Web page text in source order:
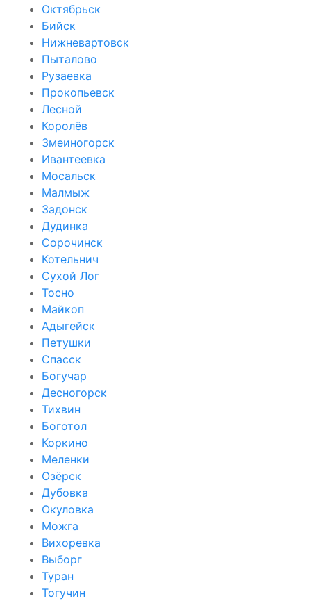
Октябрьск
Бийск
Нижневартовск
Пыталово
Рузаевка
Прокопьевск
Лесной
Королёв
Змеиногорск
Ивантеевка
Мосальск
Малмыж
Задонск
Дудинка
Сорочинск
Котельнич
Сухой Лог
Тосно
Майкоп
Адыгейск
Петушки
Спасск
Богучар
Десногорск
Тихвин
Боготол
Коркино
Меленки
Озёрск
Дубовка
Окуловка
Можга
Вихоревка
Выборг
Туран
Тогучин